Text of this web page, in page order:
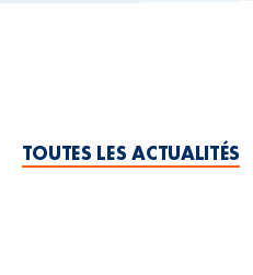
TOUTES LES ACTUALITÉS